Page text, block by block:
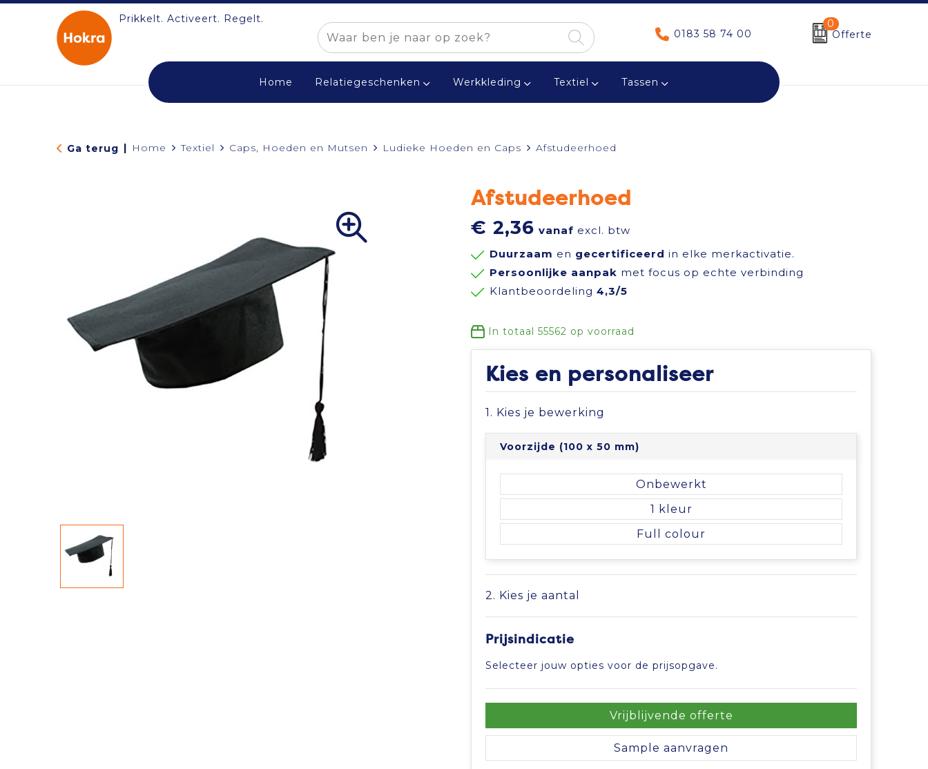
Prikkelt. Activeert. Regelt.
0183 58 74 00
0
Offerte
Home Relatiegeschenken Werkkleding Textiel Tassen
Ga terug | Home Textiel Caps, Hoeden en Mutsen Ludieke Hoeden en Caps Afstudeerhoed
Afstudeerhoed
€ 2,36 vanaf excl. btw
Duurzaam en gecertificeerd in elke merkactivatie.
Persoonlijke aanpak met focus op echte verbinding
Klantbeoordeling 4,3/5
In totaal 55562 op voorraad
Kies en personaliseer
1. Kies je bewerking
Voorzijde (100 x 50 mm)
Onbewerkt
1
Full colour
2. Kies je aantal
Prijsindicatie
Selecteer jouw opties voor de prijsopgave.
Vrijblijvende offerte
Sample aanvragen